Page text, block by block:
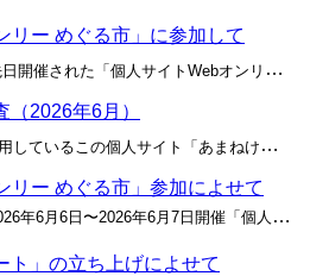
リー めぐる市」に参加して
こんにちは、あまねです。 先日開催された「個人サイトWebオンリー めぐる市」への参加準備や当日の様子、関連して思ったことについて残しておきます。 めぐる市は、「ページのデザインや構成を工夫することができ独自のコンテンツを公開することができるプログラム・サービス
2026年6月）
ているこの個人サイト「あまねけ！」のデータ転送
リー めぐる市」参加によせて
こんにちは、あまねです。 2026年6月6日〜2026年6月7日開催「個人サイトWebオンリー めぐる市」の「サイト紹介」ボタンからいらっしゃったみなさん、こんにちは。そうでない方や、あるいは開催終了後のみなさんも、こんにちは。お目にかかれて嬉しいです！ 本記事では、個人サ...
ト」の立ち上げによせて